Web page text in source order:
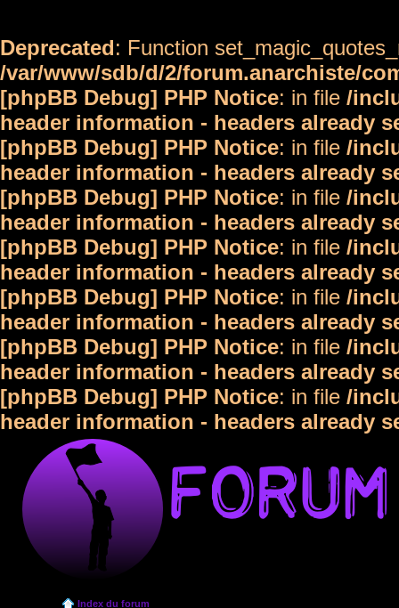
Deprecated: Function
/var/www/sdb/d/2/forum.anarchiste/
[phpBB Debug] PHP Notice: in file /
header information - headers already
[phpBB Debug] PHP Notice: in file /
header information - headers already
[phpBB Debug] PHP Notice: in file /
header information - headers already
[phpBB Debug] PHP Notice: in file /
header information - headers already
[phpBB Debug] PHP Notice: in file /
header information - headers already
[phpBB Debug] PHP Notice: in file /
header information - headers already
[phpBB Debug] PHP Notice: in file /
header information - headers already
Index du forum